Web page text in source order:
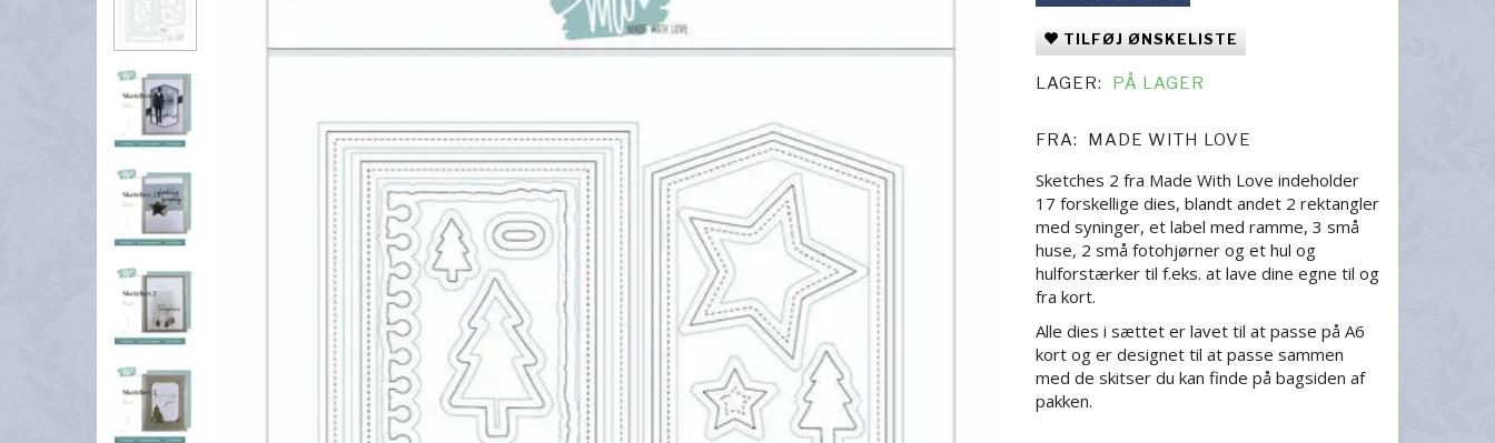
TILFØJ ØNSKELISTE
LAGER: PÅ LAGER
FRA: MADE WITH LOVE
Sketches 2 fra Made With Love indeholder
17 forskellige dies, blandt andet 2 rektangler
med syninger, et label med ramme, 3 små
huse, 2 små fotohjørner og et hul og
hulforstærker til f.eks. at lave dine egne til og
fra kort.
Alle dies i sættet er lavet til at passe på A6
kort og er designet til at passe sammen
med de skitser du kan finde på bagsiden af
pakken.